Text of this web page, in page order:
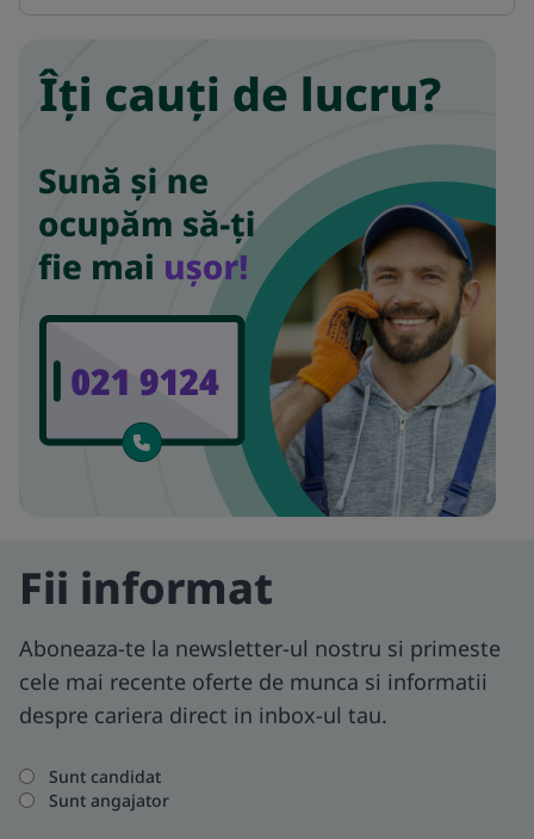
Fii informat
Aboneaza-te la newsletter-ul nostru si primeste
cele mai recente oferte de munca si informatii
despre cariera direct in inbox-ul tau.
Sunt candidat
Sunt angajator